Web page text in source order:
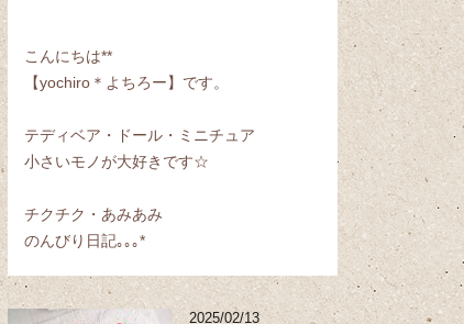
こんにちは**
【yochiro＊よちろー】です。
テディベア・ドール・ミニチュア
小さいモノが大好きです☆
チクチク・あみあみ
のんびり日記｡｡｡*
2025/02/13